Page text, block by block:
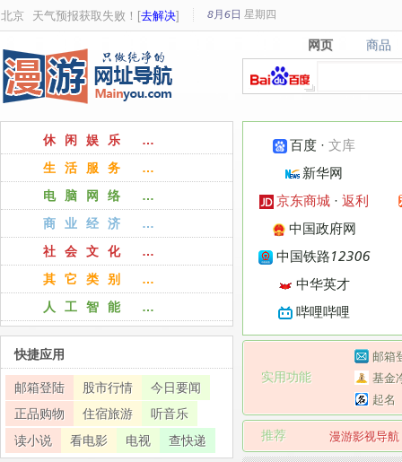
北京 天气预报获取失败！[去解决] 8月6日 星期四
网页
网页 商品
商品
百度 ·文库
新华网
京东商城 ·返利
中国政府网
中国铁路12306
中华英才
哔哩哔哩
实用功能
邮箱
基金
起名
推荐 漫游影视导航
休闲娱乐 …
生活服务 …
电脑网络 …
商业经济 …
社会文化 …
其它类别 …
人工智能 …
快捷应用
邮箱登陆 股市行情
今日要闻
正品购物
住宿旅游
听音乐
读小说
看电影 电视 查快递